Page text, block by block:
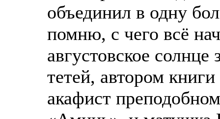
объединил в одну
помню, с чего всё
августовское
тетей, автором
акафист